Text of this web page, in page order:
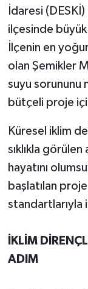
İdaresi
ilçesinde
İlçenin en
olan Şemikler
suyu sorununu
bütçeli proje
Küresel iklim
sıklıkla
hayatını
başlatılan
standartlarıyla
İKLİM
ADIM